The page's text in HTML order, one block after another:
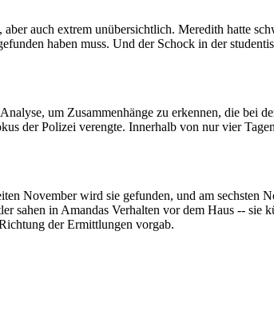
auch extrem unübersichtlich. Meredith hatte
haben muss. Und der Schock in der
um Zusammenhänge zu erkennen, die bei
der Polizei verengte. Innerhalb von nur vier
November wird sie gefunden, und am sechsten
sahen in Amandas Verhalten vor dem Haus -- sie
der Ermittlungen vorgab.